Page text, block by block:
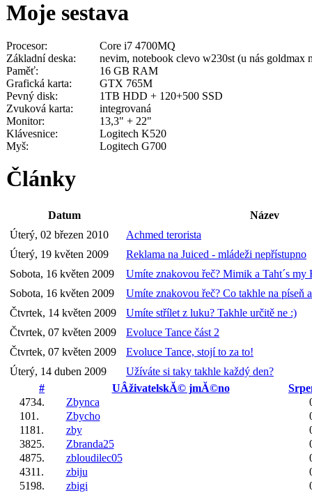
Moje sestava
Procesor:
Core i7 4700MQ
Základní deska:
nevim, notebook clevo w230st (u nás goldmax
Paměť:
16 GB RAM
Grafická karta:
GTX 765M
Pevný disk:
1TB HDD + 120+500 SSD
Zvuková karta:
integrovaná
Monitor:
13,3" + 22"
Klávesnice:
Logitech K520
Myš:
Logitech G700
Články
Datum
Název
Úterý, 02 březen 2010
Achmed terorista
Úterý, 19 květen 2009
Reklama na Juiced - mládeži nepřístupno
Sobota, 16 květen 2009
Umíte znakovou řeč? Mimik a Taht´s my
Sobota, 16 květen 2009
Umíte znakovou řeč? Co takhle na píseň
Čtvrtek, 14 květen 2009
Umíte střílet z luku? Takhle určitě ne :)
Čtvrtek, 07 květen 2009
Evoluce Tance část 2
Čtvrtek, 07 květen 2009
Evoluce Tance, stojí to za to!
Úterý, 14 duben 2009
Užíváte si taky takhle každý den?
#
UÂživatelskĂ© jmĂ©no
4734.
Zbynca
101.
Zbycho
1181.
zby
3825.
Zbranda25
4875.
zbloudilec05
4311.
zbiju
5198.
zbigi